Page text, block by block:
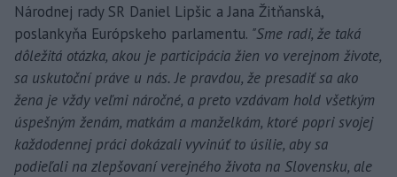
Národnej rady SR Daniel Lipšic a Jana Žitňanská,
poslankyňa Európskeho parlamentu. "Sme radi, že taká
dôležitá otázka, akou je participácia žien vo verejnom živote,
sa uskutoční práve u nás. Je pravdou, že presadiť sa ako
žena je vždy veľmi náročné, a preto vzdávam hold všetkým
úspešným ženám, matkám a manželkám, ktoré popri svojej
každodennej práci dokázali vyvinúť to úsilie, aby sa
podieľali na zlepšovaní verejného života na Slovensku, ale